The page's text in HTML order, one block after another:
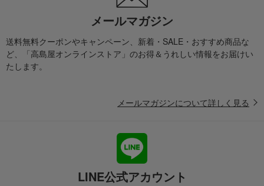
メールマガジン
送料無料クーポンやキャンペーン、新着・SALE・おすすめ商品な
ど、「高島屋オンラインストア」のお得＆うれしい情報をお届けい
たします。
メールマガジンについて詳しく見る
LINE公式アカウント